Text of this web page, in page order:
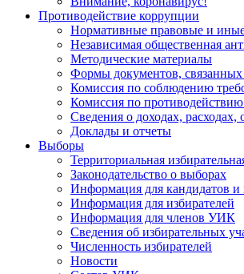
Противодействие коррупции
Нормативные правовые и
Независимая общественная
Методические материалы
Формы документов, связанных
Комиссия по соблюдению
Комиссия по
Сведения о доходах, расходах,
Доклады и отчеты
Выборы
Территориальная
Законодательство о выборах
Информация для кандидатов
Информация для избирателей
Информация для членов УИК
Сведения об избирательных
Численность избирателей
Новости